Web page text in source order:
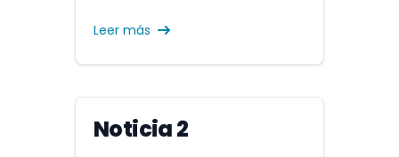
Leer más
Noticia 2